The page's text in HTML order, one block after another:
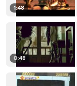
1:48
0:48